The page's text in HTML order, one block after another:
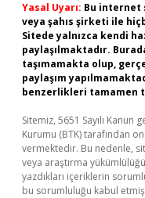
Yasal Uyarı: Bu internet
veya şahıs şirketi ile
Sitede yalnızca kendi
paylaşılmaktadır.
taşımamakta olup,
paylaşım
benzerlikleri tamamen
Sitemiz, 5651 Sayılı
Kurumu (BTK) tarafından
vermektedir. Bu nedenle,
veya araştırma
yazdıkları içeriklerin
bu sorumluluğu kabul etmiş